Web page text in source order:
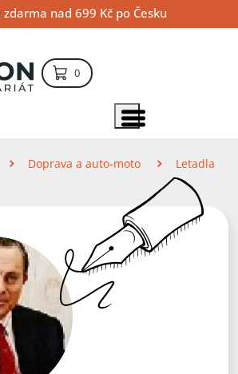
nad 699 Kč po Česku
0položek – košík
Zobrazit položky menu
Doprava a auto-moto
Letadla